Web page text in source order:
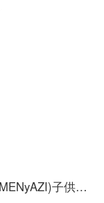
梦亚兹(MENyAZI)子供用ベッド用品纯绵四点セットキャラクターの女の子のお姫様風子供部屋60本のロングウール布団カバーのベッド笠恐竜の図案芳華-ピンク1.5 mベッド/四点セットのシーツ/適用200*230芯